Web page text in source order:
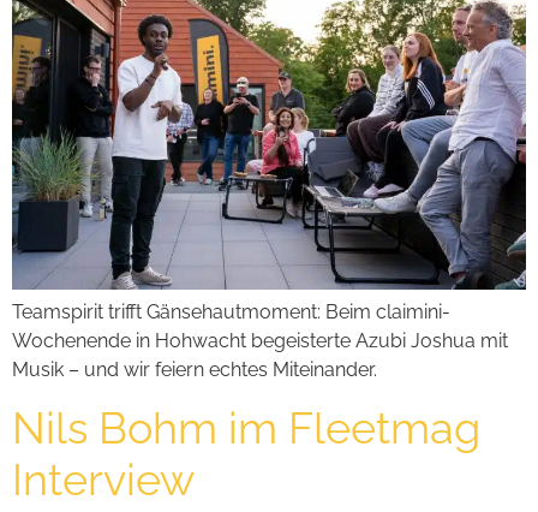
Teamspirit trifft Gänsehautmoment: Beim claimini-
Wochenende in Hohwacht begeisterte Azubi Joshua mit
Musik – und wir feiern echtes Miteinander.
Nils Bohm im Fleetmag
Interview